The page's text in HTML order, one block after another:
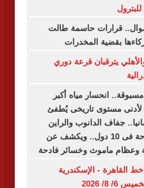
قرارات حاسمة طالت
بقضية المخدرات
يترقبان قرعة دوري
انحسار مياه أكبر
لأدنى مستوى تاريخى يُطفئ
جفاف الدانوب والراين
يشل حركة الملاحة فى 10 دول.. ويكشف عن
وعظام ماموث وخسائر فادحة
القاهرة - الإسكندرية
8/ 2026